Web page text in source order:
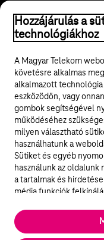
© 2026 Magyar Telekom
ÁSZF
Adatvédelem
Felhívások
Közösségi média
Cookie beállítások
Hozzájárulás a
technológiákhoz
A Magyar Telekom
követésre alkalmas
alkalmazott
eszközödön, vagy
gombok segítségével
működéséhez
milyen választható
használhatunk a
Sütiket és egyéb
használunk az
a tartalmak és
média funkciók
elengedhetetlenek a
kikapcsolni őket a